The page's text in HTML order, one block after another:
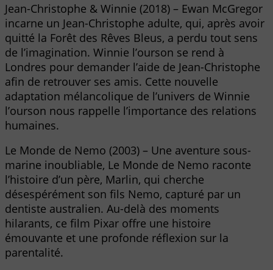
Jean-Christophe & Winnie (2018) – Ewan McGregor
incarne un Jean-Christophe adulte, qui, après avoir
quitté la Forêt des Rêves Bleus, a perdu tout sens
de l’imagination. Winnie l’ourson se rend à
Londres pour demander l’aide de Jean-Christophe
afin de retrouver ses amis. Cette nouvelle
adaptation mélancolique de l’univers de Winnie
l’ourson nous rappelle l’importance des relations
humaines.
Le Monde de Nemo (2003) – Une aventure sous-
marine inoubliable, Le Monde de Nemo raconte
l’histoire d’un père, Marlin, qui cherche
désespérément son fils Nemo, capturé par un
dentiste australien. Au-delà des moments
hilarants, ce film Pixar offre une histoire
émouvante et une profonde réflexion sur la
parentalité.